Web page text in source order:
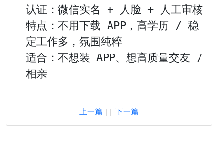
认证：微信实名 + 人脸 + 人工审核
特点：不用下载 APP，高学历 / 稳
定工作多，氛围纯粹
适合：不想装 APP、想高质量交友 /
相亲
上一篇 || 下一篇